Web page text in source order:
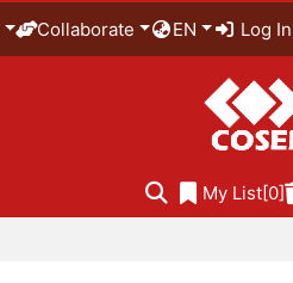
Collaborate EN Log In
My List[0]